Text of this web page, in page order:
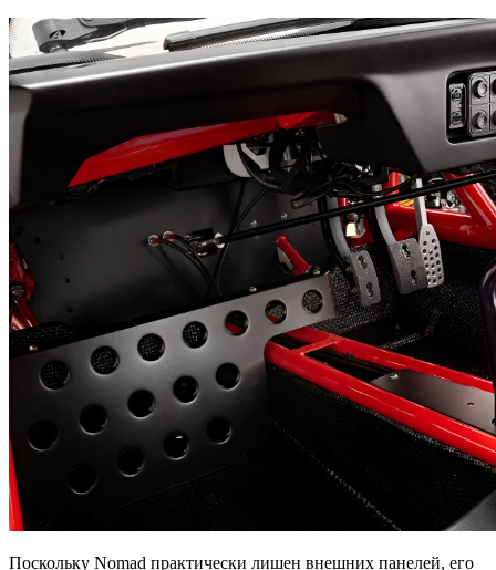
Поскольку Nomad практически лишен внешних панелей, его